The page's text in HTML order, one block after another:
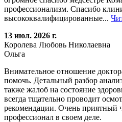
профессионализм. Спасибо
высококвалифицированные...
13 июл. 2026 г.
Королева Любовь Николаевна
Ольга
Внимательное отношение
помочь. Детальный разбор
также жалоб на состояние
всегда тщательно проводит
рекомендации. Очень приятный
профессионал в своем деле.